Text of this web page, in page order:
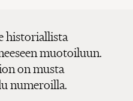
historiallista
muotoiluun.
on musta
numeroilla.